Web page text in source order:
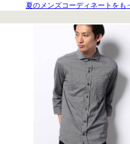
夏のメンズコーディネートをも